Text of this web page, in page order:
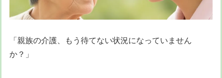
「親族の介護、もう待てない状況になっていません
か？」